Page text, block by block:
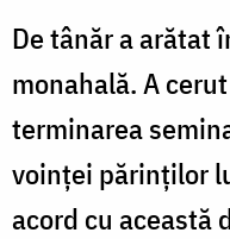
De tânăr a arătat
monahală. A
terminarea
voinței părinților
acord cu această